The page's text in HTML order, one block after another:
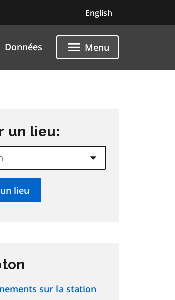
English
Données Menu
un lieu:
sur la station